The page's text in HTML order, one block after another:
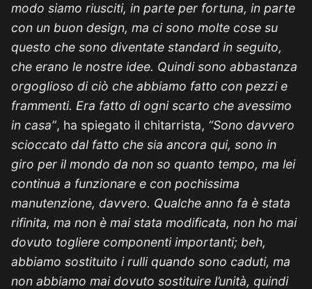
modo siamo riusciti, in parte per fortuna, in parte
con un buon design, ma ci sono molte cose su
questo che sono diventate standard in seguito,
che erano le nostre idee. Quindi sono abbastanza
orgoglioso di ciò che abbiamo fatto con pezzi e
frammenti. Era fatto di ogni scarto che avessimo
in casa”, ha spiegato il chitarrista, “Sono davvero
scioccato dal fatto che sia ancora qui, sono in
giro per il mondo da non so quanto tempo, ma lei
continua a funzionare e con pochissima
manutenzione, davvero. Qualche anno fa è stata
rifinita, ma non è mai stata modificata, non ho mai
dovuto togliere componenti importanti; beh,
abbiamo sostituito i rulli quando sono caduti, ma
non abbiamo mai dovuto sostituire l’unità, quindi